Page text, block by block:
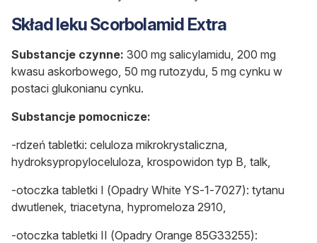
Skład leku Scorbolamid Extra
Substancje czynne: 300 mg salicylamidu, 200 mg
kwasu askorbowego, 50 mg rutozydu, 5 mg cynku w
postaci glukonianu cynku.
Substancje pomocnicze:
-rdzeń tabletki: celuloza mikrokrystaliczna,
hydroksypropyloceluloza, krospowidon typ B, talk,
-otoczka tabletki I (Opadry White YS-1-7027): tytanu
dwutlenek, triacetyna, hypromeloza 2910,
-otoczka tabletki II (Opadry Orange 85G33255):